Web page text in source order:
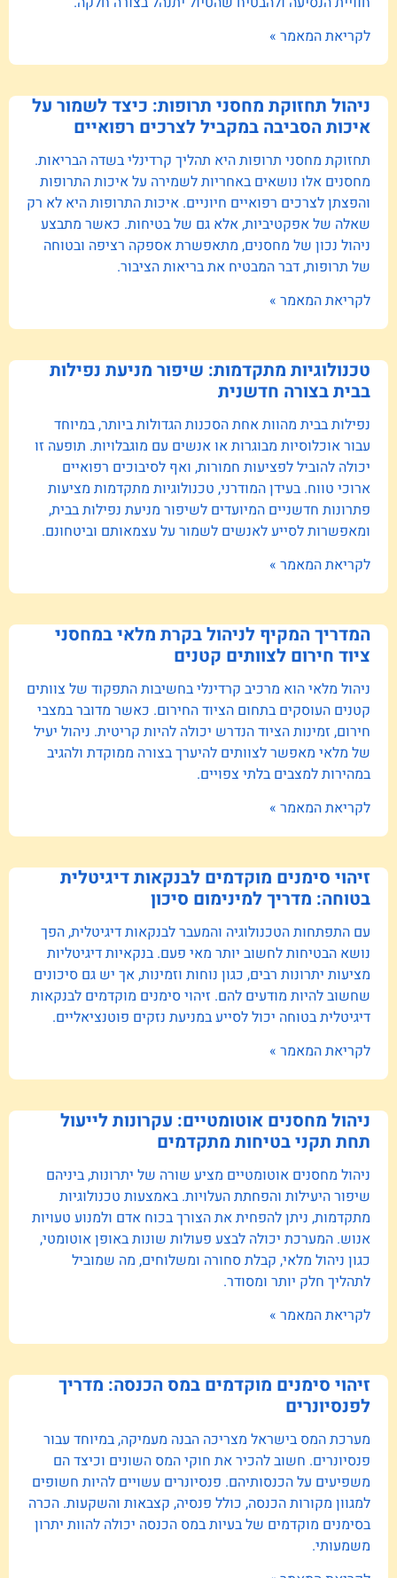
לקריאת המאמר »
ניהול תחזוקת מחסני תרופות: כיצד לשמור על
איכות הסביבה במקביל לצרכים רפואיים
תחזוקת מחסני תרופות היא תהליך קרדינלי בשדה הבריאות.
מחסנים אלו נושאים באחריות לשמירה על איכות התרופות
והפצתן לצרכים רפואיים חיוניים. איכות התרופות היא לא רק
שאלה של אפקטיביות, אלא גם של בטיחות. כאשר מתבצע
ניהול נכון של מחסנים, מתאפשרת אספקה רציפה ובטוחה
של תרופות, דבר המבטיח את בריאות הציבור.
לקריאת המאמר »
טכנולוגיות מתקדמות: שיפור מניעת נפילות
בבית בצורה חדשנית
נפילות בבית מהוות אחת הסכנות הגדולות ביותר, במיוחד
עבור אוכלוסיות מבוגרות או אנשים עם מוגבלויות. תופעה זו
יכולה להוביל לפציעות חמורות, ואף לסיבוכים רפואיים
ארוכי טווח. בעידן המודרני, טכנולוגיות מתקדמות מציעות
פתרונות חדשניים המיועדים לשיפור מניעת נפילות בבית,
ומאפשרות לסייע לאנשים לשמור על עצמאותם וביטחונם.
לקריאת המאמר »
המדריך המקיף לניהול בקרת מלאי במחסני
ציוד חירום לצוותים קטנים
ניהול מלאי הוא מרכיב קרדינלי בחשיבות התפקוד של צוותים
קטנים העוסקים בתחום הציוד החירום. כאשר מדובר במצבי
חירום, זמינות הציוד הנדרש יכולה להיות קריטית. ניהול יעיל
של מלאי מאפשר לצוותים להיערך בצורה ממוקדת ולהגיב
במהירות למצבים בלתי צפויים.
לקריאת המאמר »
זיהוי סימנים מוקדמים לבנקאות דיגיטלית
בטוחה: מדריך למינימום סיכון
עם התפתחות הטכנולוגיה והמעבר לבנקאות דיגיטלית, הפך
נושא הבטיחות לחשוב יותר מאי פעם. בנקאיות דיגיטליות
מציעות יתרונות רבים, כגון נוחות וזמינות, אך יש גם סיכונים
שחשוב להיות מודעים להם. זיהוי סימנים מוקדמים לבנקאות
דיגיטלית בטוחה יכול לסייע במניעת נזקים פוטנציאליים.
לקריאת המאמר »
ניהול מחסנים אוטומטיים: עקרונות לייעול
תחת תקני בטיחות מתקדמים
ניהול מחסנים אוטומטיים מציע שורה של יתרונות, ביניהם
שיפור היעילות והפחתת העלויות. באמצעות טכנולוגיות
מתקדמות, ניתן להפחית את הצורך בכוח אדם ולמנוע טעויות
אנוש. המערכת יכולה לבצע פעולות שונות באופן אוטומטי,
כגון ניהול מלאי, קבלת סחורה ומשלוחים, מה שמוביל
לתהליך חלק יותר ומסודר.
לקריאת המאמר »
זיהוי סימנים מוקדמים במס הכנסה: מדריך
לפנסיונרים
מערכת המס בישראל מצריכה הבנה מעמיקה, במיוחד עבור
פנסיונרים. חשוב להכיר את חוקי המס השונים וכיצד הם
משפיעים על הכנסותיהם. פנסיונרים עשויים להיות חשופים
למגוון מקורות הכנסה, כולל פנסיה, קצבאות והשקעות. הכרה
בסימנים מוקדמים של בעיות במס הכנסה יכולה להוות יתרון
משמעותי.